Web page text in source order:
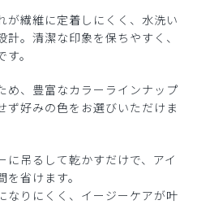
が繊維に定着しにくく、水洗い
計。清潔な印象を保ちやすく、
。
め、豊富なカラーラインナップ
ず好みの色をお選びいただけま
に吊るして乾かすだけで、アイ
省けます。
なりにくく、イージーケアが叶